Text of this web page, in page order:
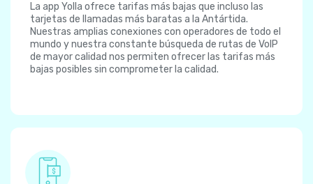
La app Yolla ofrece tarifas más bajas que incluso las
tarjetas de llamadas más baratas a la Antártida.
Nuestras amplias conexiones con operadores de todo el
mundo y nuestra constante búsqueda de rutas de VoIP
de mayor calidad nos permiten ofrecer las tarifas más
bajas posibles sin comprometer la calidad.